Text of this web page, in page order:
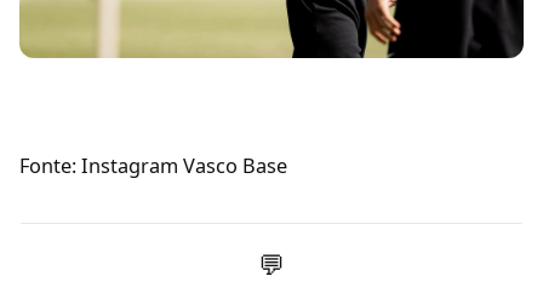
Fonte: Instagram Vasco Base
💬